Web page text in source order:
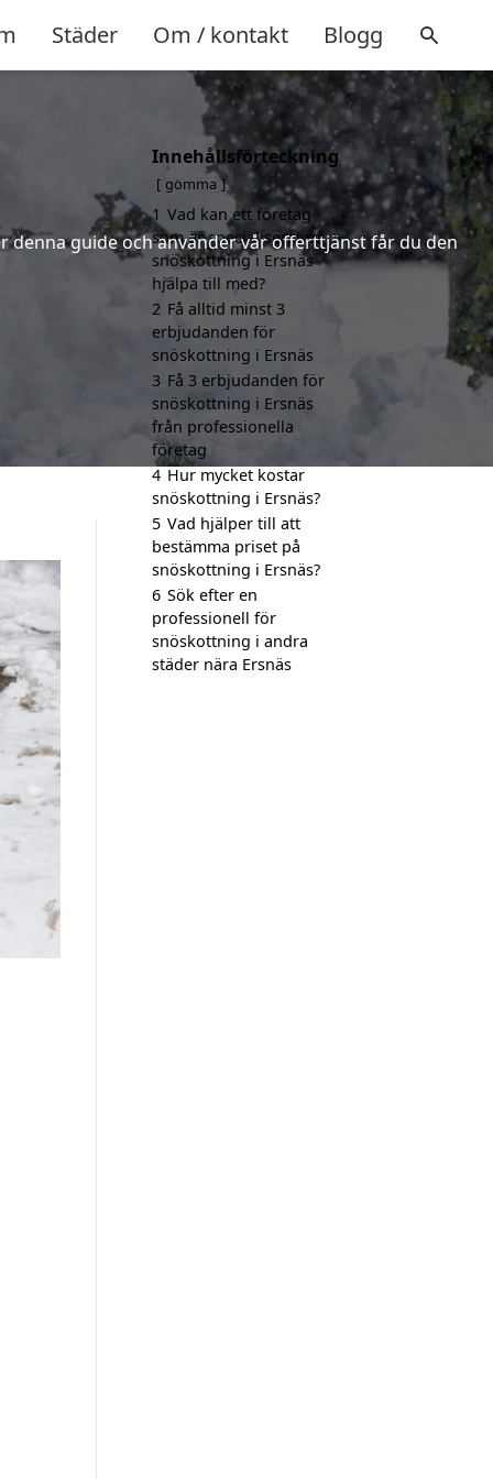
Städer Om / kontakt Blogg
guide och använder vår offerttjänst får du den
Innehållsförteckning
gömma
1 Vad kan ett företag
som är specialiserat på
snöskottning i Ersnäs
hjälpa till med?
2 Få alltid minst 3
erbjudanden för
snöskottning i Ersnäs
3 Få 3 erbjudanden för
snöskottning i Ersnäs
från professionella
företag
4 Hur mycket kostar
snöskottning i Ersnäs?
5 Vad hjälper till att
bestämma priset på
snöskottning i Ersnäs?
6 Sök efter en
professionell för
snöskottning i andra
städer nära Ersnäs